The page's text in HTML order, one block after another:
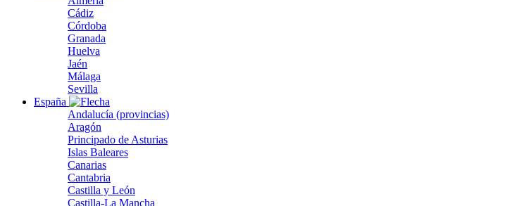
Cádiz
Córdoba
Granada
Huelva
Jaén
Málaga
Sevilla
España
Andalucía (provincias)
Aragón
Principado de Asturias
Islas Baleares
Canarias
Cantabria
Castilla y León
Castilla-La Mancha